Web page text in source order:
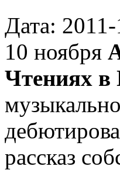
Дата:
10 ноября
Чтениях
рассказ